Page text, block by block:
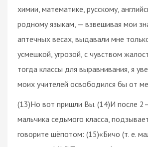
химии, математике, русскому,
родному языкам, — взвешивая мои
аптечных весах, выдавали мне
усмешкой, угрозой, с чувством
тогда классы для выравнивания, я
моих учителей освободился бы от
(13)Но вот пришли Вы. (14)И после
мальчика седьмого класса,
говорите шёпотом: (15)«Бичо (т. е.